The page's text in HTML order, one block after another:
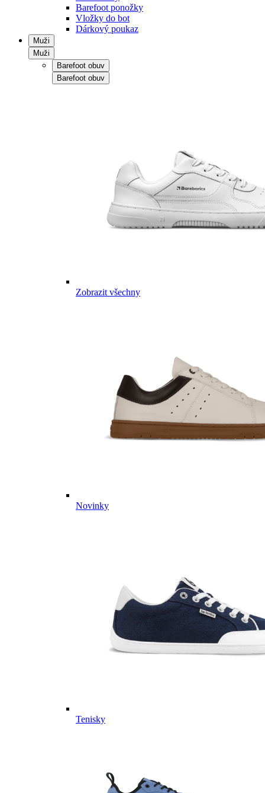
Barefoot ponožky
Vložky do bot
Dárkový poukaz
Muži
Muži
Barefoot obuv
Barefoot obuv
Zobrazit všechny
Novinky
Tenisky